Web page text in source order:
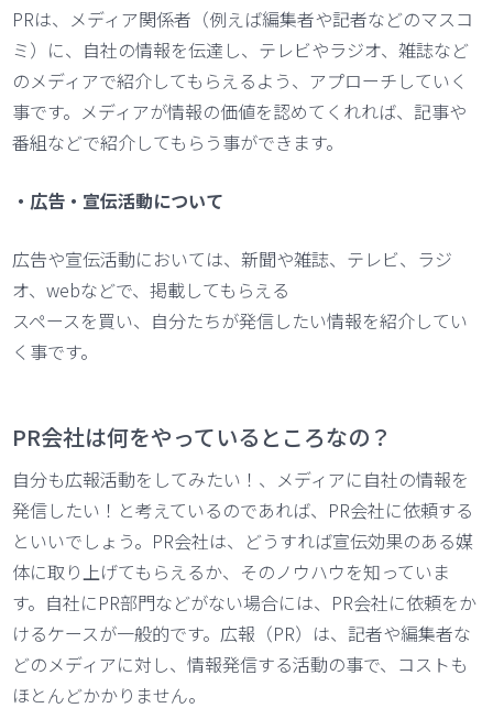
PRは、メディア関係者（例えば編集者や記者などのマスコ
ミ）に、自社の情報を伝達し、テレビやラジオ、雑誌など
のメディアで紹介してもらえるよう、アプローチしていく
事です。メディアが情報の価値を認めてくれれば、記事や
番組などで紹介してもらう事ができます。
・広告・宣伝活動について
広告や宣伝活動においては、新聞や雑誌、テレビ、ラジ
オ、webなどで、掲載してもらえる
スペースを買い、自分たちが発信したい情報を紹介してい
く事です。
PR会社は何をやっているところなの？
自分も広報活動をしてみたい！、メディアに自社の情報を
発信したい！と考えているのであれば、PR会社に依頼する
といいでしょう。PR会社は、どうすれば宣伝効果のある媒
体に取り上げてもらえるか、そのノウハウを知っていま
す。自社にPR部門などがない場合には、PR会社に依頼をか
けるケースが一般的です。広報（PR）は、記者や編集者な
どのメディアに対し、情報発信する活動の事で、コストも
ほとんどかかりません。